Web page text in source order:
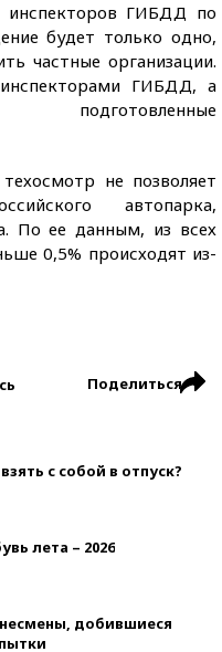
инспекторов ГИБДД по
будет только одно,
частные организации.
ГИБДД, а
подготовленные
не позволяет
автопарка,
По ее данным, из всех
0,5% происходят из-
Поделиться
с собой в отпуск?
лета – 2026
добившиеся